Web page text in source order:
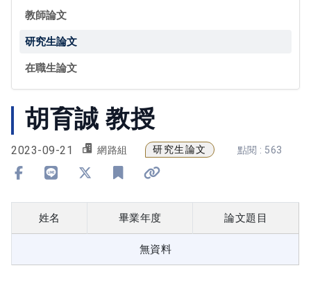
教師論文
研究生論文
在職生論文
胡育誠 教授
2023-09-21 網路組 研究生論文 點閱 : 563
姓名 畢業年度 論文題目
無資料